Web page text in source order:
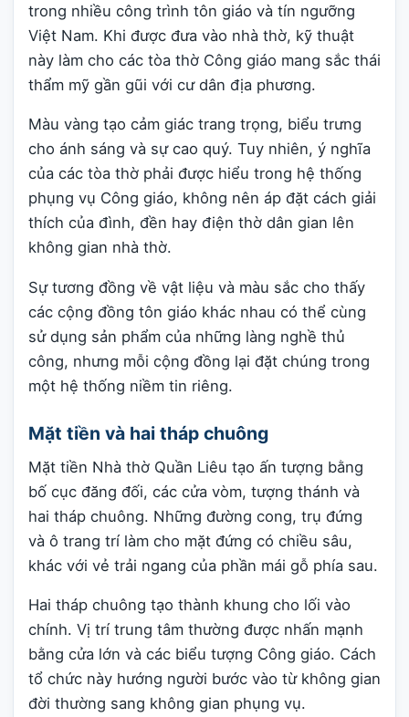
trong nhiều công trình tôn giáo và tín ngưỡng
Việt Nam. Khi được đưa vào nhà thờ, kỹ thuật
này làm cho các tòa thờ Công giáo mang sắc thái
thẩm mỹ gần gũi với cư dân địa phương.
Màu vàng tạo cảm giác trang trọng, biểu trưng
cho ánh sáng và sự cao quý. Tuy nhiên, ý nghĩa
của các tòa thờ phải được hiểu trong hệ thống
phụng vụ Công giáo, không nên áp đặt cách giải
thích của đình, đền hay điện thờ dân gian lên
không gian nhà thờ.
Sự tương đồng về vật liệu và màu sắc cho thấy
các cộng đồng tôn giáo khác nhau có thể cùng
sử dụng sản phẩm của những làng nghề thủ
công, nhưng mỗi cộng đồng lại đặt chúng trong
một hệ thống niềm tin riêng.
Mặt tiền và hai tháp chuông
Mặt tiền Nhà thờ Quần Liêu tạo ấn tượng bằng
bố cục đăng đối, các cửa vòm, tượng thánh và
hai tháp chuông. Những đường cong, trụ đứng
và ô trang trí làm cho mặt đứng có chiều sâu,
khác với vẻ trải ngang của phần mái gỗ phía sau.
Hai tháp chuông tạo thành khung cho lối vào
chính. Vị trí trung tâm thường được nhấn mạnh
bằng cửa lớn và các biểu tượng Công giáo. Cách
tổ chức này hướng người bước vào từ không gian
đời thường sang không gian phụng vụ.